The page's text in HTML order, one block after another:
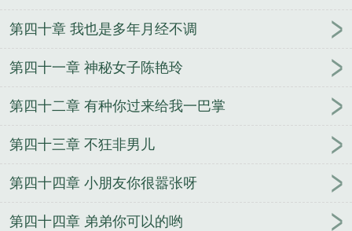
第四十章 我也是多年月经不调
第四十一章 神秘女子陈艳玲
第四十二章 有种你过来给我一巴掌
第四十三章 不狂非男儿
第四十四章 小朋友你很嚣张呀
第四十四章 弟弟你可以的哟